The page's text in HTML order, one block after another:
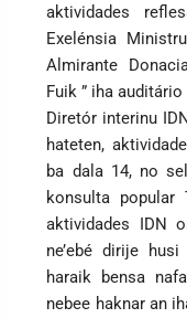
aktividades
Exelénsia
Almirante
Fuik ” iha
Diretór interinu
hateten,
ba dala 14, no
konsulta popular
aktividades IDN
ne’ebé dirije
haraik bensa
nebee haknar an